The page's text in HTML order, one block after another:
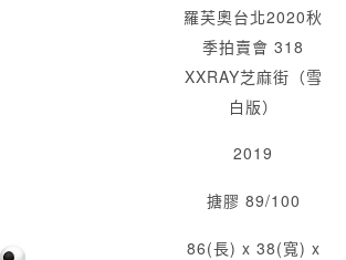
羅芙奧台北2020秋
季拍賣會 318
XXRAY芝麻街（雪
白版）
2019
搪膠 89/100
86(長) x 38(寬) x